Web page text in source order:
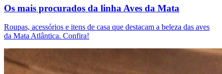
Os mais procurados da linha Aves da Mata
Roupas, acessórios e itens de casa que destacam a beleza das aves
da Mata Atlântica. Confira!